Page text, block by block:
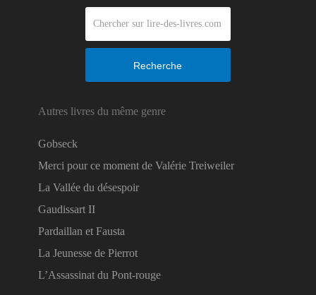
Recherche
Autres livres du même genre
Gobseck
Merci pour ce moment de Valérie Treiweiler
La Vallée du désespoir
Gaudissart II
Pardaillan et Fausta
La Jeunesse de Pierrot
L’Assassinat du Pont-rouge